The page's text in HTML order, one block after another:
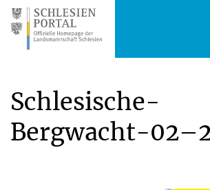
Schlesische-
Bergwacht-